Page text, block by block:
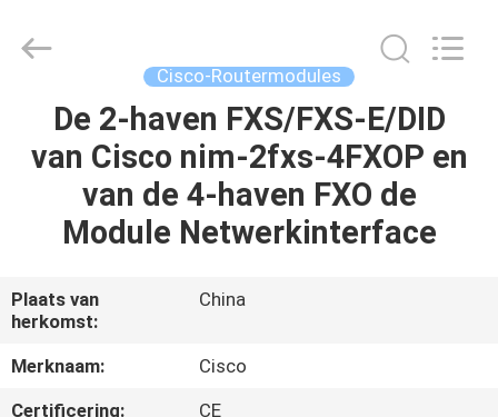
HUIS
PRODUCTEN
OVER
ONS
Ltd..
Cisco-Routermodules
De 2-haven FXS/FXS-E/DID
van Cisco nim-2fxs-4FXOP en
van de 4-haven FXO de
Module Netwerkinterface
Plaats van
herkomst:
China
Merknaam:
Cisco
Certificering:
CE